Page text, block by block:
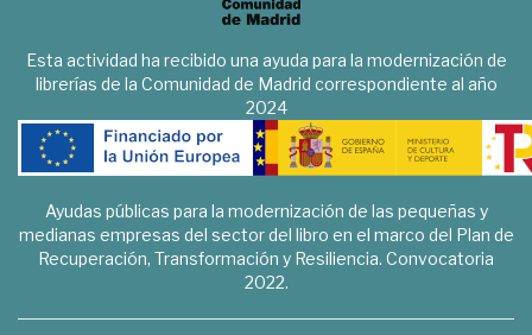
Esta actividad ha recibido una ayuda para la modernización de
librerías de la Comunidad de Madrid correspondiente al año
2024
Ayudas públicas para la modernización de las pequeñas y
medianas empresas del sector del libro en el marco del Plan de
Recuperación, Transformación y Resiliencia. Convocatoria
2022.